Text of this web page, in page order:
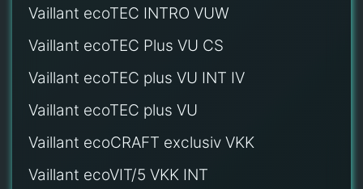
Vaillant ecoTEC INTRO VUW
Vaillant ecoTEC Plus VU CS
Vaillant ecoTEC plus VU INT IV
Vaillant ecoTEC plus VU
Vaillant ecoCRAFT exclusiv VKK
Vaillant ecoVIT/5 VKK INT